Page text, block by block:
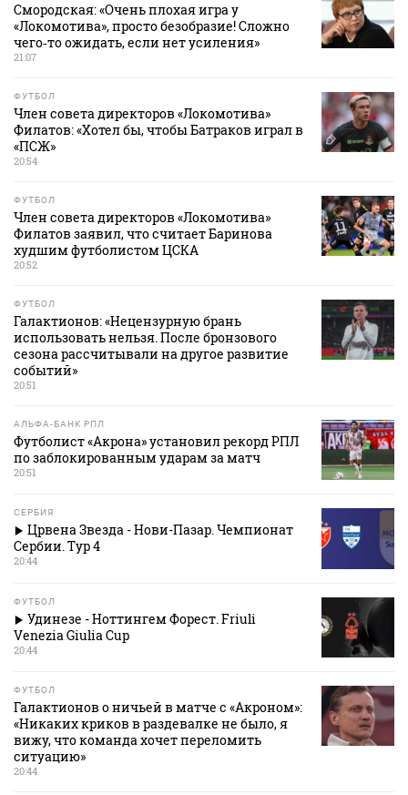
Смородская: «Очень плохая игра у
«Локомотива», просто безобразие! Сложно
чего‑то ожидать, если нет усиления»
21:07
ФУТБОЛ
Член совета директоров «Локомотива»
Филатов: «Хотел бы, чтобы Батраков играл в
«ПСЖ»
20:54
ФУТБОЛ
Член совета директоров «Локомотива»
Филатов заявил, что считает Баринова
худшим футболистом ЦСКА
20:52
ФУТБОЛ
Галактионов: «Нецензурную брань
использовать нельзя. После бронзового
сезона рассчитывали на другое развитие
событий»
20:51
АЛЬФА-БАНК РПЛ
Футболист «Акрона» установил рекорд РПЛ
по заблокированным ударам за матч
20:51
СЕРБИЯ
Црвена Звезда - Нови-Пазар. Чемпионат
Сербии. Тур 4
20:44
ФУТБОЛ
Удинезе - Ноттингем Форест. Friuli
Venezia Giulia Cup
20:44
ФУТБОЛ
Галактионов о ничьей в матче с «Акроном»:
«Никаких криков в раздевалке не было, я
вижу, что команда хочет переломить
ситуацию»
20:44